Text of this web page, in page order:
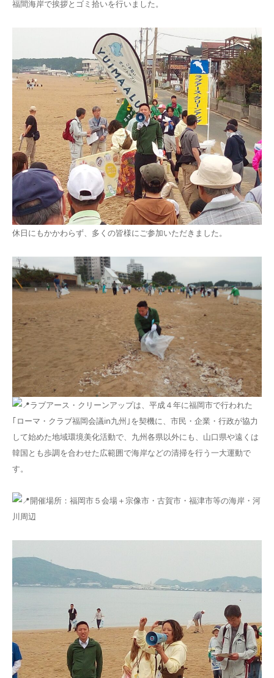
福間海岸で挨拶とゴミ拾いを行いました。
休日にもかかわらず、多くの皆様にご参加いただきました。
ラブアース・クリーンアップは、平成４年に福岡市で行われた
｢ローマ・クラブ福岡会議in九州｣を契機に、市民・企業・行政が協力
して始めた地域環境美化活動で、九州各県以外にも、山口県や遠くは
韓国とも歩調を合わせた広範囲で海岸などの清掃を行う一大運動で
す。
開催場所：福岡市５会場＋宗像市・古賀市・福津市等の海岸・河
川周辺